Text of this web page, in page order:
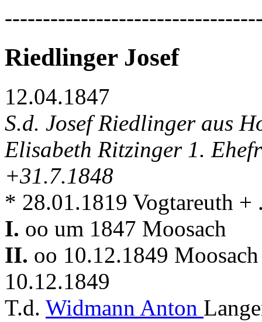
Riedlinger Josef
12.04.1847
S.d. Josef Riedlinger aus
Elisabeth Ritzinger 1.
+31.7.1848
* 28.01.1819 Vogtareuth +
I. oo um 1847 Moosach
II. oo 10.12.1849
10.12.1849
T.d. Widmann Anton